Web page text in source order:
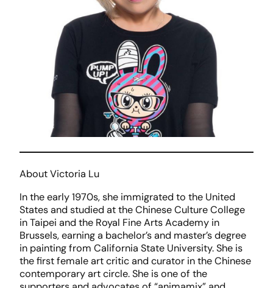
About Victoria Lu
In the early 1970s, she immigrated to the United
States and studied at the Chinese Culture College
in Taipei and the Royal Fine Arts Academy in
Brussels, earning a bachelor’s and master’s degree
in painting from California State University. She is
the first female art critic and curator in the Chinese
contemporary art circle. She is one of the